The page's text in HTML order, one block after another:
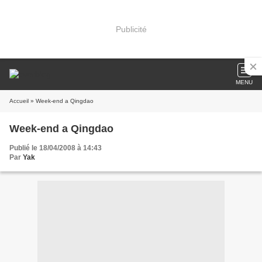
Publicité
MENU
Accueil » Week-end a Qingdao
Week-end a Qingdao
Publié le 18/04/2008 à 14:43
Par Yak